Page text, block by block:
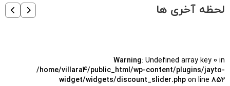
لحظه آخری ها
Warning: Undefined array key 0 in
/home/villara4/public_html/wp-content/plugins/jayto-
widget/widgets/discount_slider.php on line 852